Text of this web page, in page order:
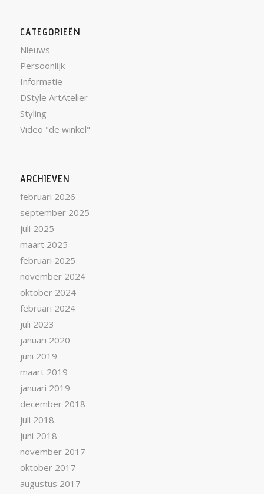
CATEGORIEËN
Nieuws
Persoonlijk
Informatie
DStyle ArtAtelier
Styling
Video "de winkel"
ARCHIEVEN
februari 2026
september 2025
juli 2025
maart 2025
februari 2025
november 2024
oktober 2024
februari 2024
juli 2023
januari 2020
juni 2019
maart 2019
januari 2019
december 2018
juli 2018
juni 2018
november 2017
oktober 2017
augustus 2017